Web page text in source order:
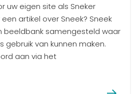
uw eigen site als Sneker
artikel over Sneek? Sneek
beeldbank samengesteld waar
gebruik van kunnen maken.
aan via het